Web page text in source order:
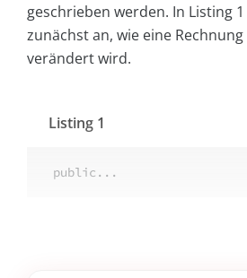
geschrieben werden. In Listing
zunächst an, wie eine
verändert wird.
Listing 1
public...